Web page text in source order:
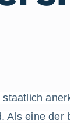
Als eine der